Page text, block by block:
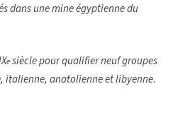
dans une mine égyptienne du
esiècle pour qualifier neuf groupes
italienne, anatolienne et libyenne.